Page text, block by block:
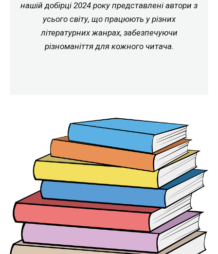
нашій добірці 2024 року представлені автори з
усього світу, що працюють у різних
літературних жанрах, забезпечуючи
різноманіття для кожного читача.